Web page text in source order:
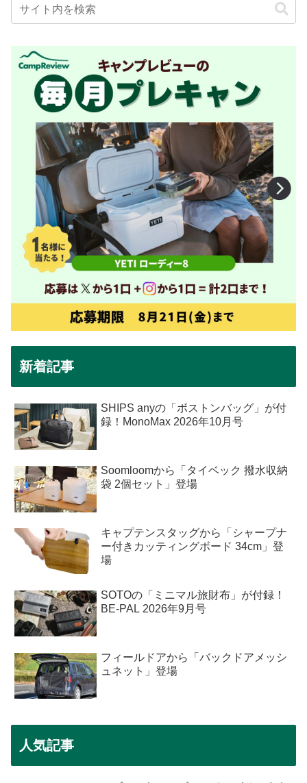
新着記事
SHIPS anyの「ボストンバッグ」が付
録！MonoMax 2026年10月号
Soomloomから「タイベック 撥水収納
袋 2個セット」登場
キャプテンスタッグから「シャープナ
ー付きカッティングボード 34cm」登
場
SOTOの「ミニマル旅財布」が付録！
BE-PAL 2026年9月号
フィールドアから「バックドアメッシ
ュネット」登場
人気記事